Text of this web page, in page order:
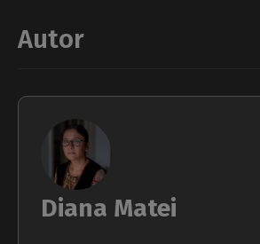
Autor
Diana Matei